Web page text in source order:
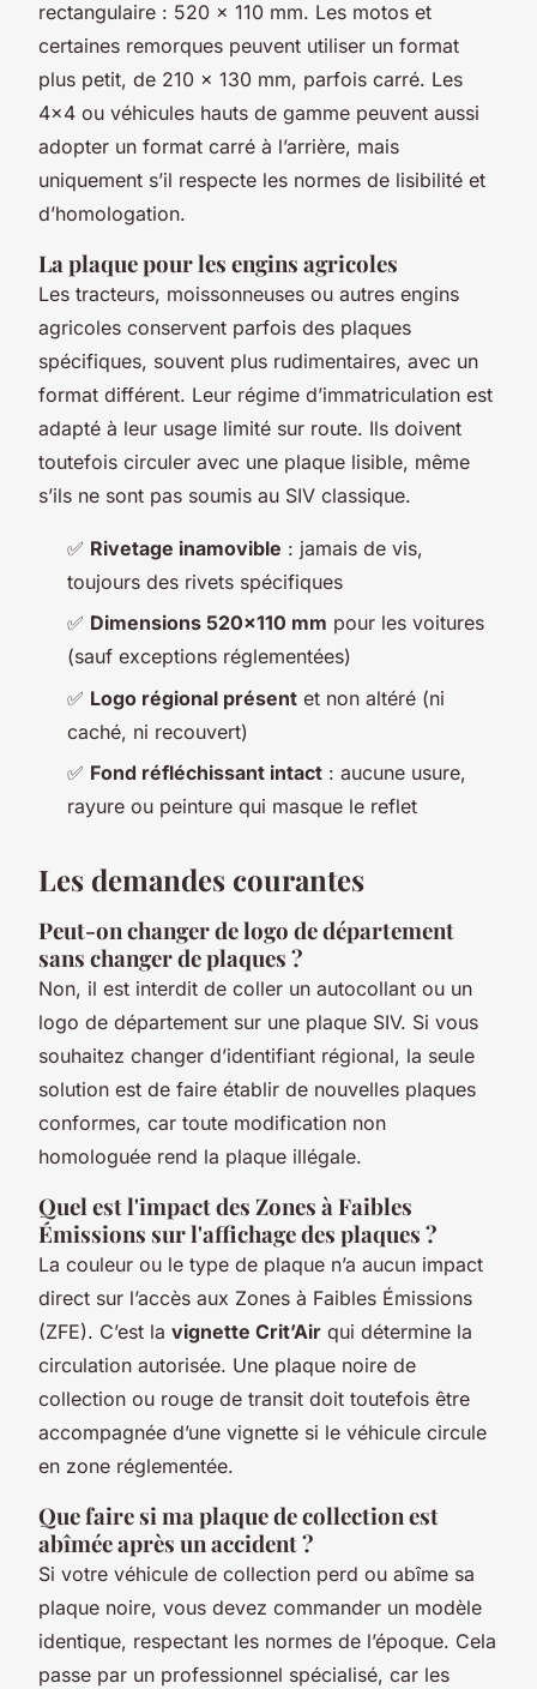
rectangulaire : 520 × 110 mm. Les motos et
certaines remorques peuvent utiliser un format
plus petit, de 210 × 130 mm, parfois carré. Les
4x4 ou véhicules hauts de gamme peuvent aussi
adopter un format carré à l’arrière, mais
uniquement s’il respecte les normes de lisibilité et
d’homologation.
La plaque pour les engins agricoles
Les tracteurs, moissonneuses ou autres engins
agricoles conservent parfois des plaques
spécifiques, souvent plus rudimentaires, avec un
format différent. Leur régime d’immatriculation est
adapté à leur usage limité sur route. Ils doivent
toutefois circuler avec une plaque lisible, même
s’ils ne sont pas soumis au SIV classique.
✅ Rivetage inamovible : jamais de vis,
toujours des rivets spécifiques
✅ Dimensions 520x110 mm pour les voitures
(sauf exceptions réglementées)
✅ Logo régional présent et non altéré (ni
caché, ni recouvert)
✅ Fond réfléchissant intact : aucune usure,
rayure ou peinture qui masque le reflet
Les demandes courantes
Peut-on changer de logo de département
sans changer de plaques ?
Non, il est interdit de coller un autocollant ou un
logo de département sur une plaque SIV. Si vous
souhaitez changer d’identifiant régional, la seule
solution est de faire établir de nouvelles plaques
conformes, car toute modification non
homologuée rend la plaque illégale.
Quel est l'impact des Zones à Faibles
Émissions sur l'affichage des plaques ?
La couleur ou le type de plaque n’a aucun impact
direct sur l’accès aux Zones à Faibles Émissions
(ZFE). C’est la vignette Crit’Air qui détermine la
circulation autorisée. Une plaque noire de
collection ou rouge de transit doit toutefois être
accompagnée d’une vignette si le véhicule circule
en zone réglementée.
Que faire si ma plaque de collection est
abîmée après un accident ?
Si votre véhicule de collection perd ou abîme sa
plaque noire, vous devez commander un modèle
identique, respectant les normes de l’époque. Cela
passe par un professionnel spécialisé, car les